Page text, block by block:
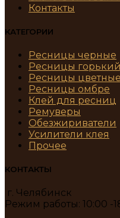
Контакты
КАТЕГОРИИ
Ресницы черные
Ресницы
Ресницы цветные
Ресницы омбре
Клей для ресниц
Ремуверы
Обезжириватели
Усилители клея
Прочее
КОНТАКТЫ
г. Челябинск
Режим работы: 10:00 -